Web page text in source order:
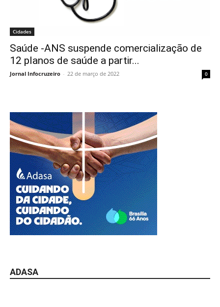
Cidades
Saúde -ANS suspende comercialização de
12 planos de saúde a partir...
Jornal Infocruzeiro - 22 de março de 2022 0
ADASA